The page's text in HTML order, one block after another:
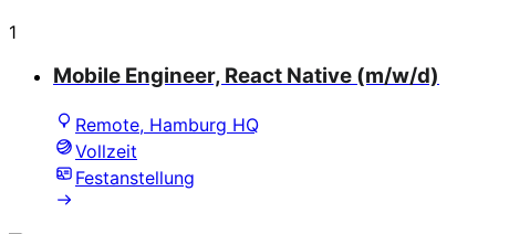
1
Mobile Engineer, React Native (m/w/d)
Remote, Hamburg HQ
Vollzeit
Festanstellung